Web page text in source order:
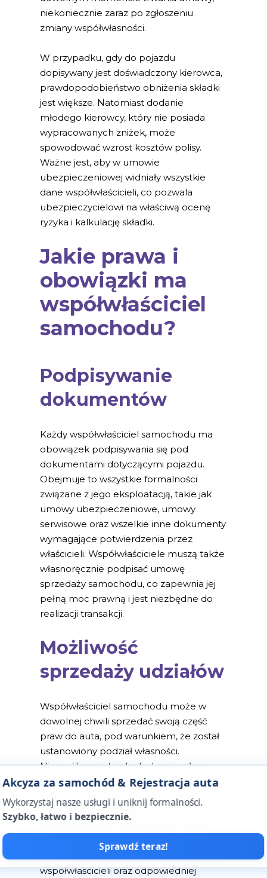
Akcyza za samochód & Rejestracja auta
Wykorzystaj nasze usługi i uniknij formalności.
Szybko, łatwo i bezpiecznie.
Sprawdź teraz!
niekoniecznie zaraz po zgłoszeniu
zmiany współwłasności.
W przypadku, gdy do pojazdu
dopisywany jest doświadczony kierowca,
prawdopodobieństwo obniżenia składki
jest większe. Natomiast dodanie
młodego kierowcy, który nie posiada
wypracowanych zniżek, może
spowodować wzrost kosztów polisy.
Ważne jest, aby w umowie
ubezpieczeniowej widniały wszystkie
dane współwłaścicieli, co pozwala
ubezpieczycielowi na właściwą ocenę
ryzyka i kalkulację składki.
Jakie prawa i
obowiązki ma
współwłaściciel
samochodu?
Podpisywanie
dokumentów
Każdy współwłaściciel samochodu ma
obowiązek podpisywania się pod
dokumentami dotyczącymi pojazdu.
Obejmuje to wszystkie formalności
związane z jego eksploatacją, takie jak
umowy ubezpieczeniowe, umowy
serwisowe oraz wszelkie inne dokumenty
wymagające potwierdzenia przez
właścicieli. Współwłaściciele muszą także
własnoręcznie podpisać umowę
sprzedaży samochodu, co zapewnia jej
pełną moc prawną i jest niezbędne do
realizacji transakcji.
Możliwość
sprzedaży udziałów
Współwłaściciel samochodu może w
dowolnej chwili sprzedać swoją część
praw do auta, pod warunkiem, że został
ustanowiony podział własności.
Niemożliwe jest jednak zbycie całego
pojazdu bez wiedzy innych
współwłaścicieli lub ich pełnomocnictwa.
W przypadku, gdy jeden ze
współwłaścicieli chce sprzedać swoją
część, musi to uczynić zgodnie z prawem,
co wymaga zgody pozostałych
współwłaścicieli oraz odpowiedniej